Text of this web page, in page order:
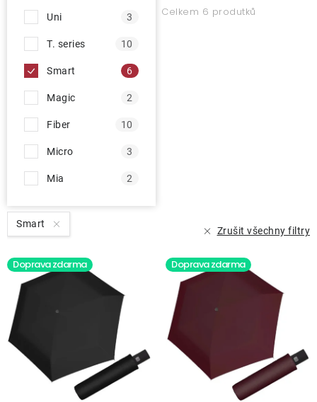
Uni 3
T. series 10
Smart 6
Magic 2
Fiber 10
Micro 3
Mia 2
Celkem 6 produtků
Smart
Zrušit všechny filtry
Doprava zdarma Doprava zdarma